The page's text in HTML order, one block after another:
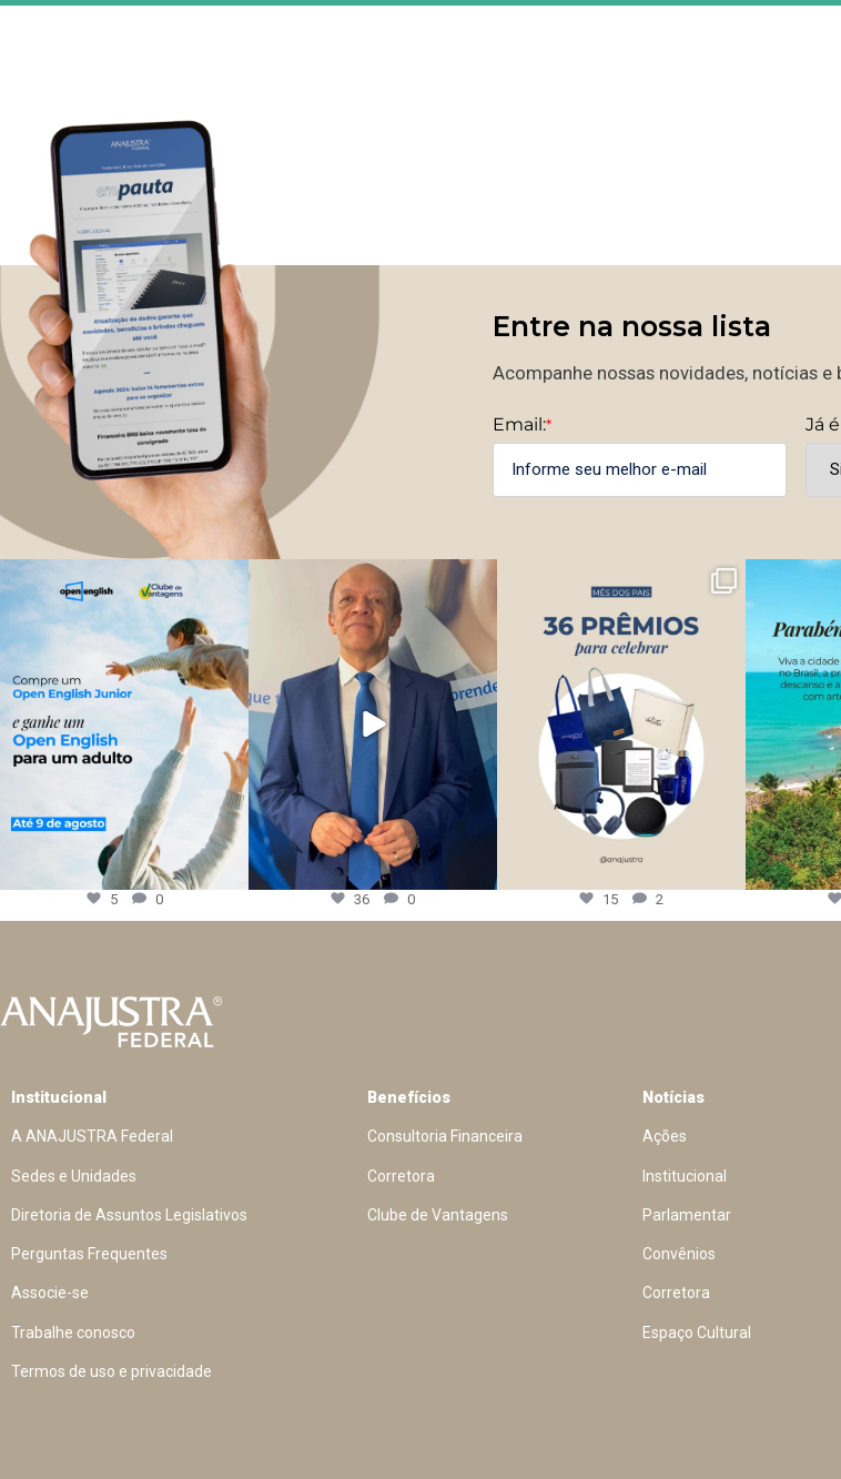
Entre na nossa lista
Acompanhe nossas novidades, notícias
Email:* Já
5 0 36 0 15 2
Institucional
A ANAJUSTRA Federal
Sedes e Unidades
Diretoria de Assuntos Legislativos
Perguntas Frequentes
Associe-se
Trabalhe conosco
Termos de uso e privacidade
Benefícios
Consultoria Financeira
Corretora
Clube de Vantagens
Notícias
Ações
Institucional
Parlamentar
Convênios
Corretora
Espaço Cultural